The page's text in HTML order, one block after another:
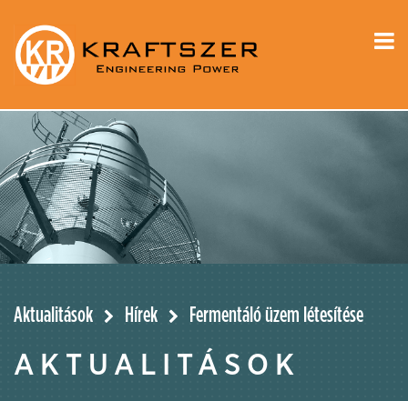
Aktualitások Hírek Fermentáló üzem létesítése
AKTUALITÁSOK